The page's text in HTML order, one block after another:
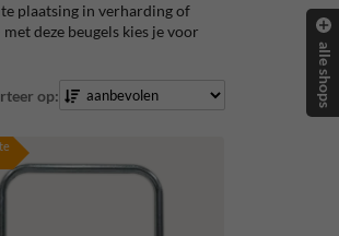
plaatsing in verharding of
deze beugels kies je voor
op: alle shops